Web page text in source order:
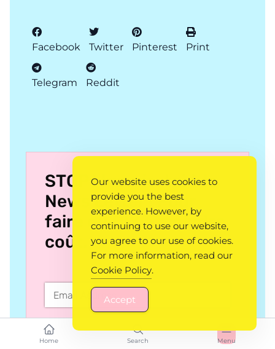
Home Search Menu
Facebook Twitter Pinterest Print
Telegram Reddit
STOP ! Inscris-toi à la
News Letter ! Pour
faire du DIY à moindre
coût.
SUBSCRIBE
Our website uses cookies to
provide you the best
experience. However, by
continuing to use our website,
you agree to our use of cookies.
For more information, read our
Cookie Policy.
Accept